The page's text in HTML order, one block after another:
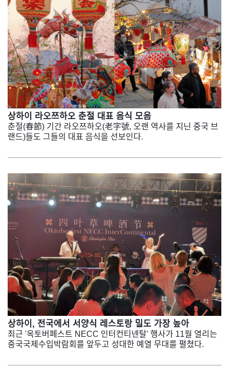
상하이 라오쯔하오 춘절 대표 음식 모음
춘절(春節) 기간 라오쯔하오(老字號, 오랜 역사를 지닌 중국 브
랜드)들도 그들의 대표 음식을 선보인다.
상하이, 전국에서 서양식 레스토랑 밀도 가장 높아
최근 '옥토버페스트 NECC 인터컨티넨탈' 행사가 11월 열리는
중국국제수입박람회를 앞두고 성대한 예열 무대를 펼쳤다.